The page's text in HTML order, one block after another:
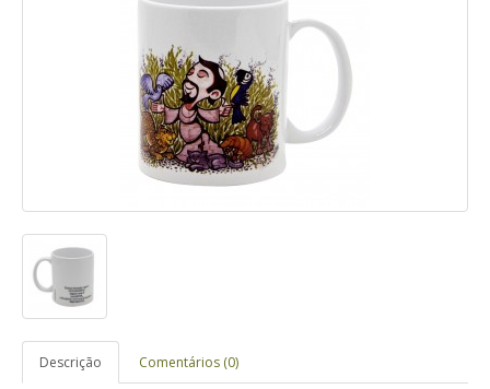
Descrição Comentários (0)